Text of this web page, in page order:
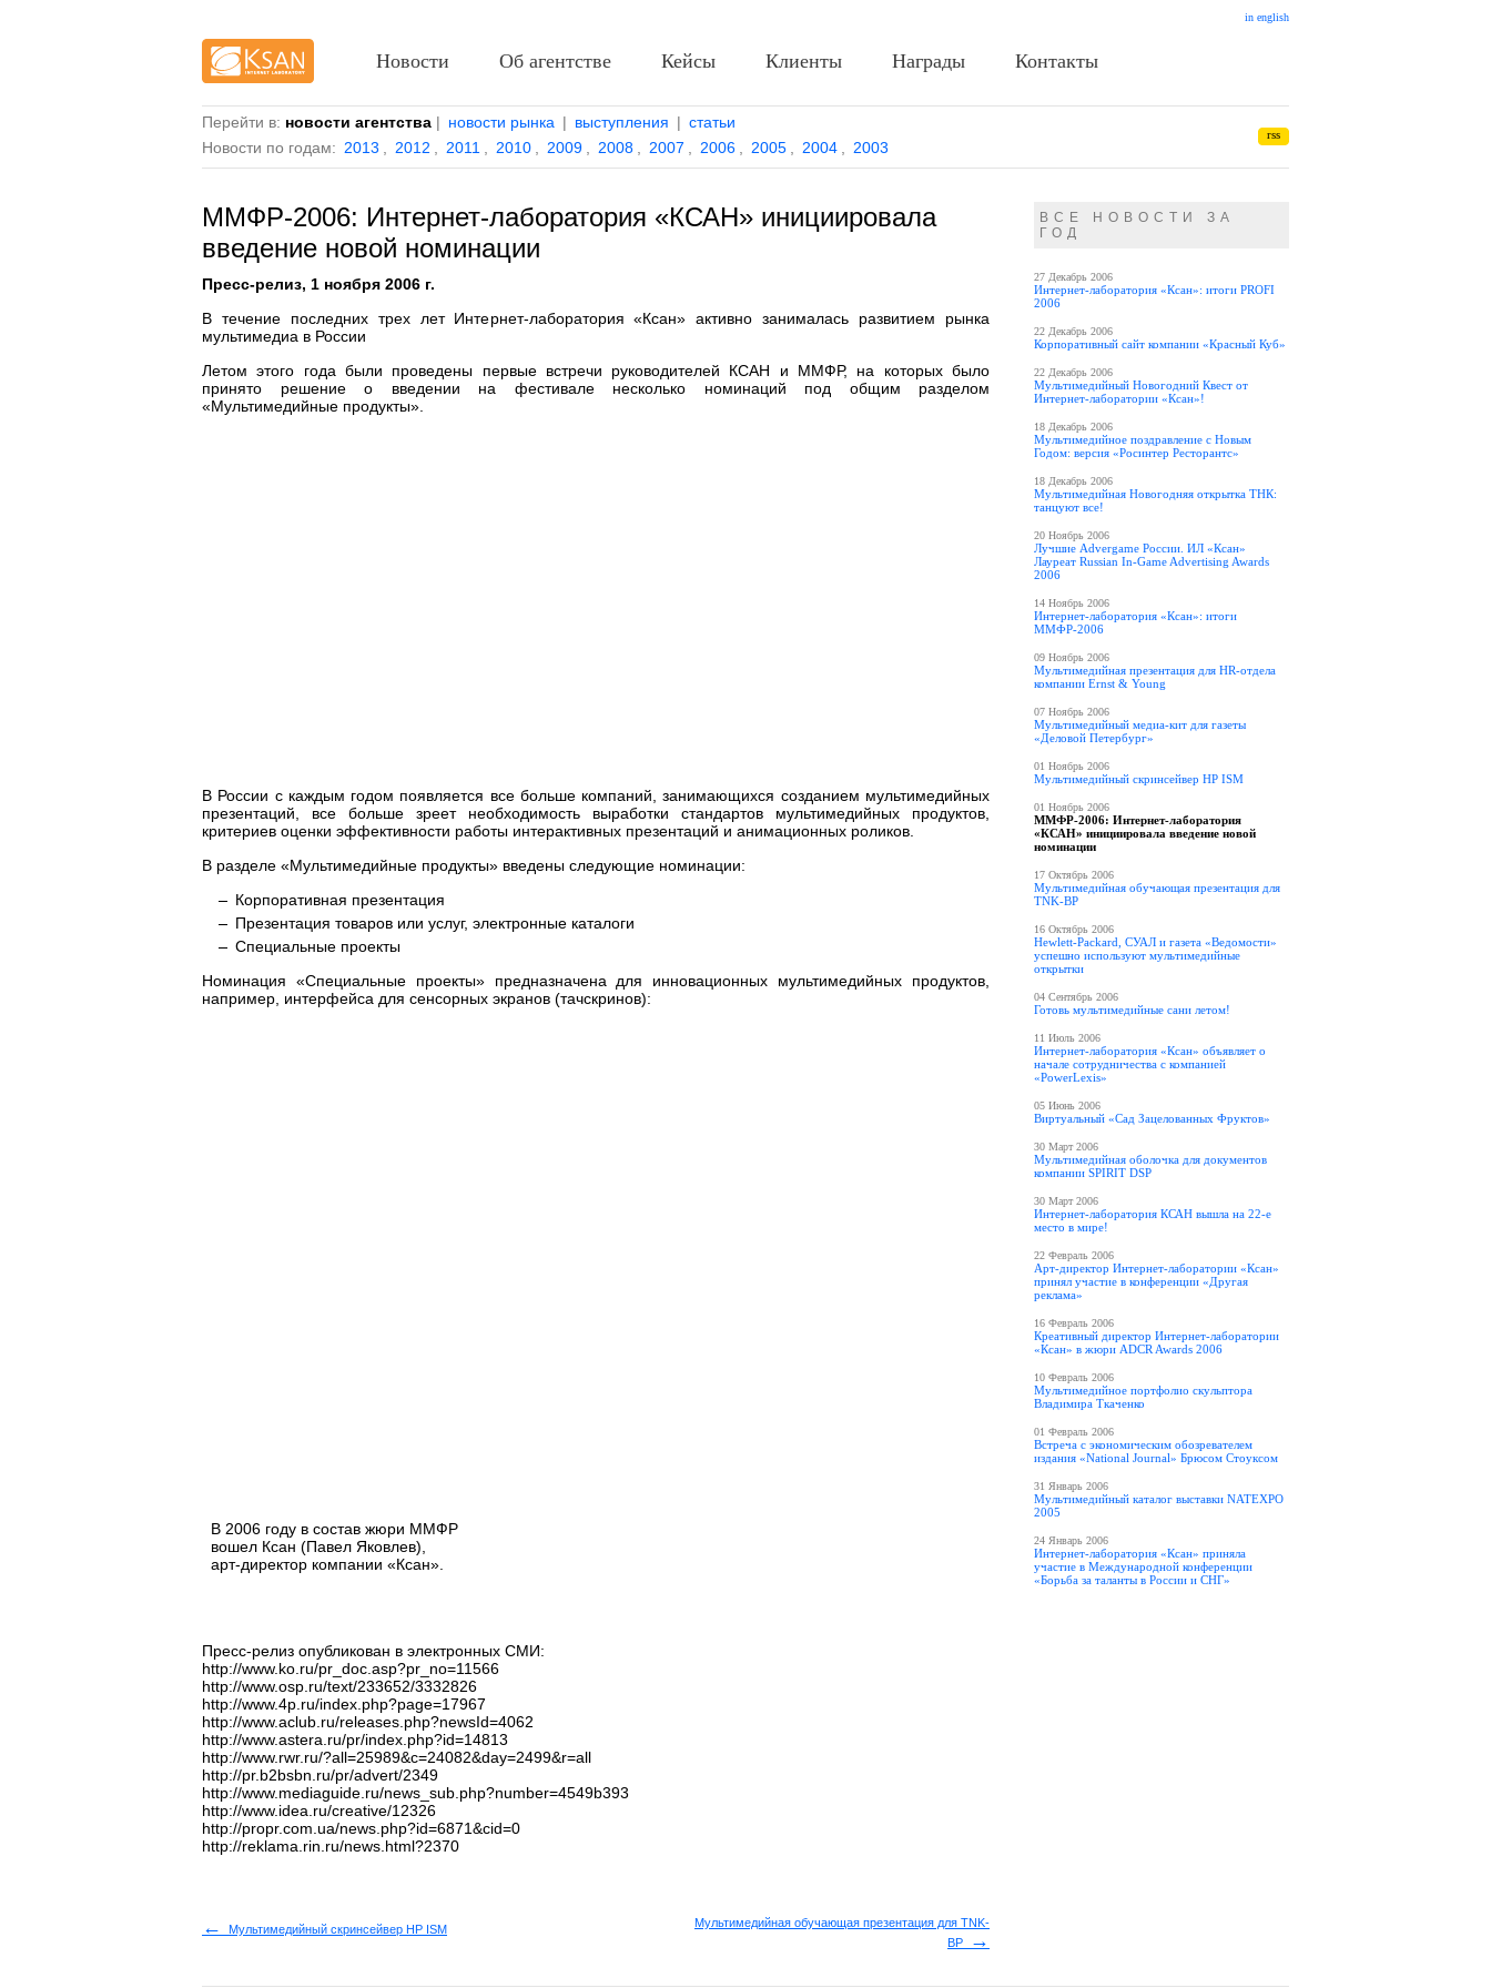
Перейти в: новости агентства | новости рынка | выступления | статьи
Новости по годам: 2013 2012 2011 2010 2009 2008 2007 2006 2005 2004 2003
rss
ММФР-2006: Интернет-лаборатория «КСАН» инициировала
введение новой номинации
Пресс-релиз, 1 ноября 2006 г.
В течение последних трех лет Интернет-лаборатория «Ксан» активно занималась развитием рынка
мультимедиа в России
Летом этого года были проведены первые встречи руководителей КСАН и ММФР, на которых было
принято решение о введении на фестивале несколько номинаций под общим разделом
«Мультимедийные продукты».
В России с каждым годом появляется все больше компаний, занимающихся созданием мультимедийных
презентаций, все больше зреет необходимость выработки стандартов мультимедийных продуктов,
критериев оценки эффективности работы интерактивных презентаций и анимационных роликов.
В разделе «Мультимедийные продукты» введены следующие номинации:
Корпоративная презентация
Презентация товаров или услуг, электронные каталоги
Специальные проекты
Номинация «Специальные проекты» предназначена для инновационных мультимедийных продуктов,
например, интерфейса для сенсорных экранов (тачскринов):
В 2006 году в состав жюри ММФР
вошел Ксан (Павел Яковлев),
арт-директор компании «Ксан».
Пресс-релиз опубликован в электронных СМИ:
http://www.ko.ru/pr_doc.asp?pr_no=11566
http://www.osp.ru/text/233652/3332826
http://www.4p.ru/index.php?page=17967
http://www.aclub.ru/releases.php?newsId=4062
http://www.astera.ru/pr/index.php?id=14813
http://www.rwr.ru/?all=25989&c=24082&day=2499&r=all
http://pr.b2bsbn.ru/pr/advert/2349
http://www.mediaguide.ru/news_sub.php?number=4549b393
http://www.idea.ru/creative/12326
http://propr.com.ua/news.php?id=6871&cid=0
http://reklama.rin.ru/news.html?2370
← Мультимедийный скринсейвер HP ISM
Мультимедийная обучающая презентация для TNK-
BP
→
ВСЕ НОВОСТИ ЗА
ГОД
27 Декабрь 2006
Интернет-лаборатория «Ксан»: итоги PROFI
2006
22 Декабрь 2006
Корпоративный сайт компании «Красный Куб»
22 Декабрь 2006
Мультимедийный Новогодний Квест от
Интернет-лаборатории «Ксан»!
18 Декабрь 2006
Мультимедийное поздравление с Новым
Годом: версия «Росинтер Ресторантс»
18 Декабрь 2006
Мультимедийная Новогодняя открытка ТНК:
танцуют все!
20 Ноябрь 2006
Лучшие Advergame России. ИЛ «Ксан»
Лауреат Russian In-Game Advertising Awards
2006
14 Ноябрь 2006
Интернет-лаборатория «Ксан»: итоги
ММФР-2006
09 Ноябрь 2006
Мультимедийная презентация для HR-отдела
компании Ernst & Young
07 Ноябрь 2006
Мультимедийный медиа-кит для газеты
«Деловой Петербург»
01 Ноябрь 2006
Мультимедийный скринсейвер HP ISM
01 Ноябрь 2006
ММФР-2006: Интернет-лаборатория
«КСАН» инициировала введение новой
номинации
17 Октябрь 2006
Мультимедийная обучающая презентация для
TNK-BP
16 Октябрь 2006
Hewlett-Packard, СУАЛ и газета «Ведомости»
успешно используют мультимедийные
открытки
04 Сентябрь 2006
Готовь мультимедийные сани летом!
11 Июль 2006
Интернет-лаборатория «Ксан» объявляет о
начале сотрудничества с компанией
«PowerLexis»
05 Июнь 2006
Виртуальный «Сад Зацелованных Фруктов»
30 Март 2006
Мультимедийная оболочка для документов
компании SPIRIT DSP
30 Март 2006
Интернет-лаборатория КСАН вышла на 22-е
место в мире!
22 Февраль 2006
Арт-директор Интернет-лаборатории «Ксан»
принял участие в конференции «Другая
реклама»
16 Февраль 2006
Креативный директор Интернет-лаборатории
«Ксан» в жюри ADCR Awards 2006
10 Февраль 2006
Мультимедийное портфолио скульптора
Владимира Ткаченко
01 Февраль 2006
Встреча с экономическим обозревателем
издания «National Journal» Брюсом Стоуксом
31 Январь 2006
Мультимедийный каталог выставки NATEXPO
2005
24 Январь 2006
Интернет-лаборатория «Ксан» приняла
участие в Международной конференции
«Борьба за таланты в России и СНГ»
in english
Новости Об агентстве Кейсы Клиенты Награды Контакты